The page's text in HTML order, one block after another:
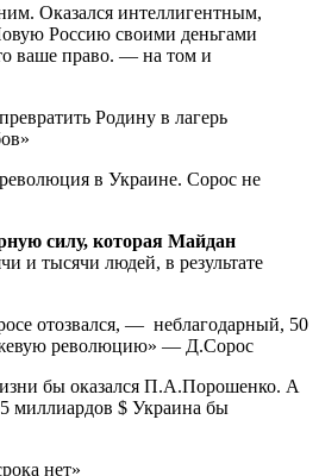
Оказался интеллигентным,
Россию своими деньгами
ваше право. — на том и
Родину в лагерь
в Украине. Сорос не
силу, которая Майдан
и тысячи людей, в результате
отозвался, — неблагодарный, 50
революцию» — Д.Сорос
бы оказался П.А.Порошенко. А
миллиардов $ Украина бы
нет»